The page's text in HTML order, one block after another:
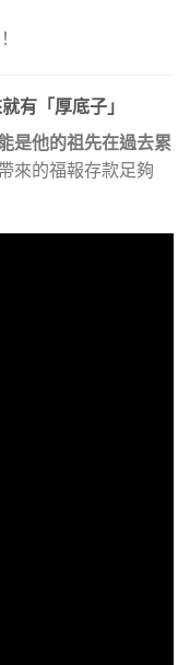
！
有「厚底子」
是他的祖先在過去累
來的福報存款足夠